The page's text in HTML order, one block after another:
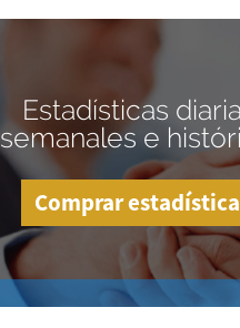
Estadísticas
semanales e
Comprar